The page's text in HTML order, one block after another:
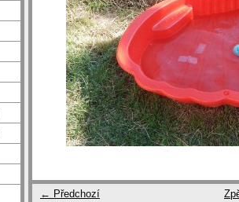
← Předchozí